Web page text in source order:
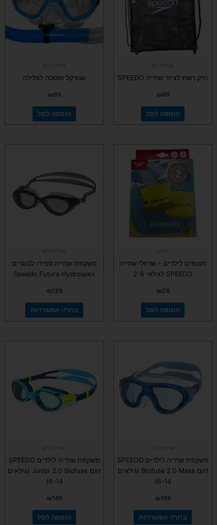
תיק רשת לציוד שחייה SPEEDO
₪99
הוספה לסל
שנורקל ומסכה לצלילה
₪99
הוספה לסל
מצופים לילדים – שרוולי שחייה
SPEEDO לגילאי 2-6
₪28
הוספה לסל
משקפת שחייה ספידו לבוגרים
Speedo Futura Hydrospex
₪129
בחר/י אפשרויות
יש
מספר
לבחור
משקפת שחייה לילדים SPEEDO
דגם Biofuse 2.0 Mask (גילאים
6-14)
₪189
בחר/י אפשרויות
יש
סוגים.
ניתן
לבחור
משקפת שחייה לילדים SPEEDO
דגם Junior 2.0 Biofuse (גילאים
6-14)
₪149
הוספה לסל